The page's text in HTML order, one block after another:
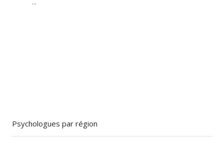
...
Psychologues par région